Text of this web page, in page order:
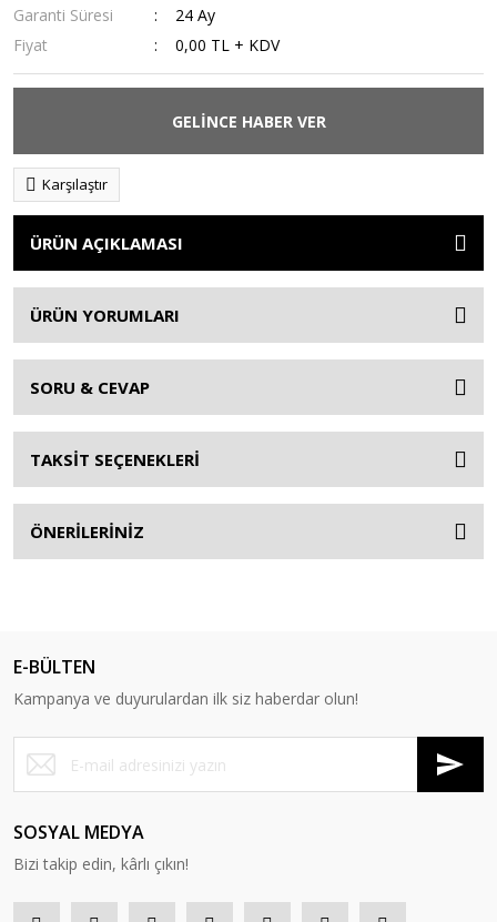
Garanti Süresi
24 Ay
Fiyat
0,00 TL + KDV
GELİNCE HABER VER
Karşılaştır
ÜRÜN AÇIKLAMASI
ÜRÜN YORUMLARI
SORU & CEVAP
TAKSİT SEÇENEKLERİ
ÖNERİLERİNİZ
E-BÜLTEN
Kampanya ve duyurulardan ilk siz haberdar olun!
SOSYAL MEDYA
Bizi takip edin, kârlı çıkın!